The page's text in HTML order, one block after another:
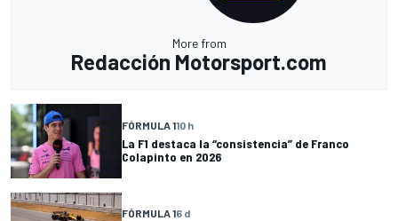
More from
Redacción Motorsport.com
FÓRMULA 110 h
La F1 destaca la “consistencia” de Franco
Colapinto en 2026
FÓRMULA 16 d